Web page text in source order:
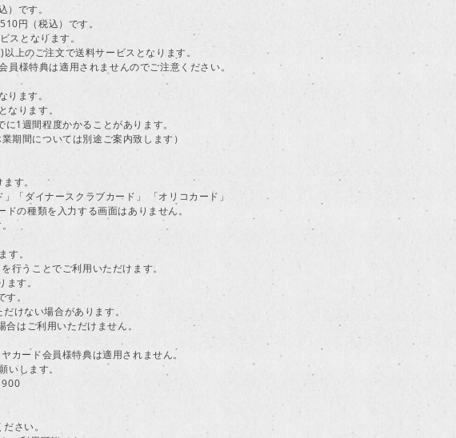
です。
円（税込）です。
スとなります。
上のご注文で送料サービスとなります。
様特典は適用されませんのでご注意ください。
ます。
なります。
1週間程度かかることがあります。
期間については別途ご案内致します）
す。
「ダイナースクラブカード」 「オリコカード」
の種類を入力する画面はありません。
す。
行うことでご利用いただけます。
す。
。
けない場合があります。
はご利用いただけません。
カード会員様特典は適用されません。
します。
さい。